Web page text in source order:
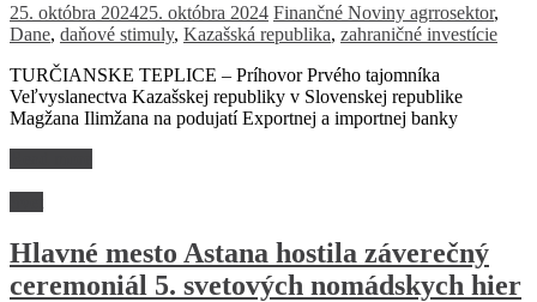
25. októbra 202425. októbra 2024 Finančné Noviny agrrosektor,
Dane, daňové stimuly, Kazašská republika, zahraničné investície
TURČIANSKE TEPLICE – Príhovor Prvého tajomníka
Veľvyslanectva Kazašskej republiky v Slovenskej republike
Magžana Ilimžana na podujatí Exportnej a importnej banky
Hlavné mesto Astana hostila záverečný
ceremoniál 5. svetových nomádskych hier